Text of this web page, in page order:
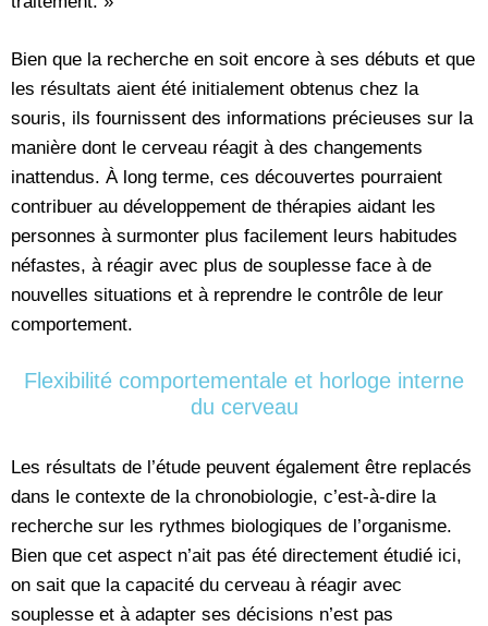
Bien que la recherche en soit encore à ses débuts et que
les résultats aient été initialement obtenus chez la
souris, ils fournissent des informations précieuses sur la
manière dont le cerveau réagit à des changements
inattendus. À long terme, ces découvertes pourraient
contribuer au développement de thérapies aidant les
personnes à surmonter plus facilement leurs habitudes
néfastes, à réagir avec plus de souplesse face à de
nouvelles situations et à reprendre le contrôle de leur
comportement.
Flexibilité comportementale et horloge interne
du cerveau
Les résultats de l’étude peuvent également être replacés
dans le contexte de la chronobiologie, c’est-à-dire la
recherche sur les rythmes biologiques de l’organisme.
Bien que cet aspect n’ait pas été directement étudié ici,
on sait que la capacité du cerveau à réagir avec
souplesse et à adapter ses décisions n’est pas